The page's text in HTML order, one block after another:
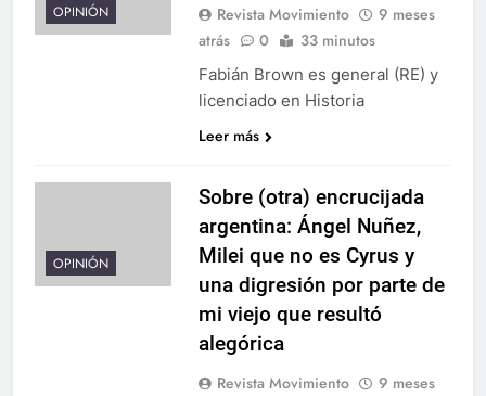
OPINIÓN Revista Movimiento
9 meses
atrás
0 33 minutos
Fabián Brown es general (RE) y
licenciado en Historia
Leer más
OPINIÓN
Sobre (otra) encrucijada
argentina: Ángel Nuñez,
Milei que no es Cyrus y
una digresión por parte de
mi viejo que resultó
alegórica
Revista Movimiento
9 meses